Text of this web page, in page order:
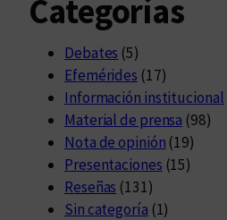
Categorías
Debates (5)
Efemérides (17)
Información institucional
Material de prensa (98)
Nota de opinión (19)
Presentaciones (15)
Reseñas (131)
Sin categoría (1)